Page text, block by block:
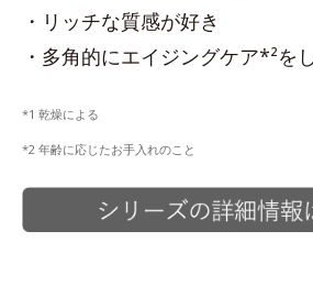
・リッチな質感が好き
・多角的にエイジングケア*²を
*1 乾燥による
*2 年齢に応じたお手入れのこと